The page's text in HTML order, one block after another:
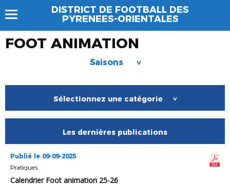
DISTRICT DE FOOTBALL DES
PYRENEES-ORIENTALES
FOOT ANIMATION
Saisons >
Sélectionnez une catégorie >
Les dernières publications
Publié le 09-09-2025
Pratiques
Calendrier Foot animation 25-26